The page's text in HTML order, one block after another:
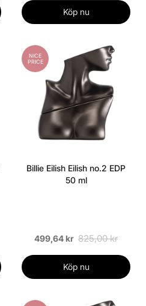
Köp nu
NICE
PRICE
Billie Eilish Eilish no.2 EDP
50 ml
499,64 kr 825,00 kr
Köp nu